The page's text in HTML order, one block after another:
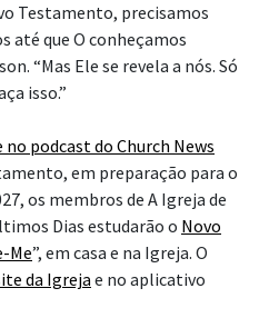
Testamento, precisamos
até que O conheçamos
“Mas Ele se revela a nós. Só
isso.”
podcast do Church News
em preparação para o
os membros de A Igreja de
Dias estudarão o Novo
Me”, em casa e na Igreja. O
da Igreja e no aplicativo